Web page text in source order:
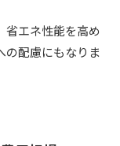
省エネ性能を高め
の配慮にもなりま